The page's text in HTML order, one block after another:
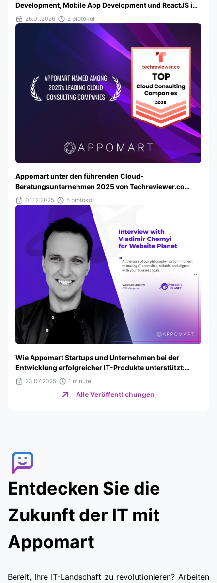
Development, Mobile App Development und ReactJS in
Serbien
26.01.2026 2 protokoll
Appomart unter den führenden Cloud-
Beratungsunternehmen 2025 von Techreviewer.co
ausgezeichnet
01.12.2025 5 protokoll
Wie Appomart Startups und Unternehmen bei der
Entwicklung erfolgreicher IT-Produkte unterstützt:
Interview für Website Planet
23.07.2025 1 minute
Alle Veröffentlichungen
Entdecken Sie die
Zukunft der IT mit
Appomart
Bereit, Ihre IT-Landschaft zu revolutionieren? Arbeiten